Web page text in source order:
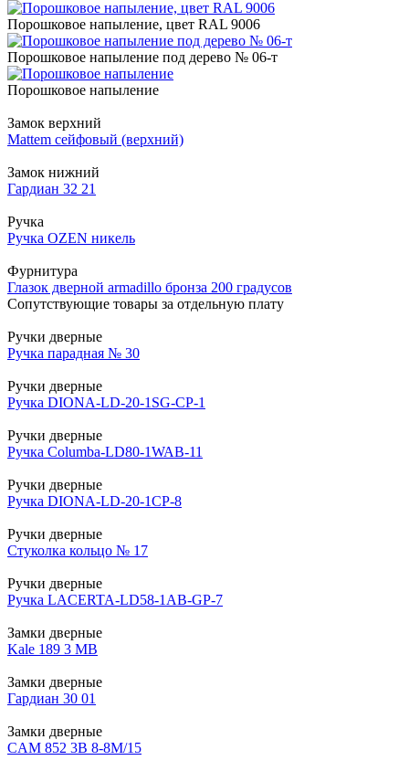
Порошковое напыление, цвет RAL 9006
Порошковое напыление под дерево № 06-т
Порошковое напыление
Замок верхний
Mattem сейфовый (верхний)
Замок нижний
Гардиан 32 21
Ручка
Ручка OZEN никель
Фурнитура
Глазок дверной armadillo бронза 200 градусов
Сопутствующие товары за отдельную плату
Ручки дверные
Ручка парадная № 30
Ручки дверные
Ручка DIONA-LD-20-1SG-CP-1
Ручки дверные
Ручка Columba-LD80-1WAB-11
Ручки дверные
Ручка DIONA-LD-20-1CP-8
Ручки дверные
Стуколка кольцо № 17
Ручки дверные
Ручка LACERTA-LD58-1AB-GP-7
Замки дверные
Kale 189 3 MB
Замки дверные
Гардиан 30 01
Замки дверные
CAM 852 3В 8-8М/15